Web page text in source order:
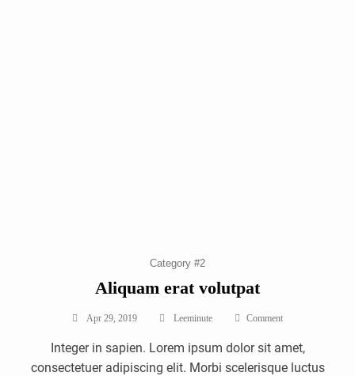
Category #2
Aliquam erat volutpat
Apr 29, 2019 Leeminute CommentOn
Erat
Volutpat
Integer in sapien. Lorem ipsum dolor sit amet,
consectetuer adipiscing elit. Morbi scelerisque luctus